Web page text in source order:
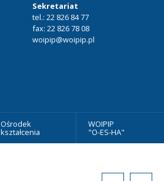
Sekretariat
tel.: 22 826 84 77
fax: 22 826 78 08
woipip@woipip.pl
Ośrodek
kształcenia
WOIPIP
"O-ES-HA"